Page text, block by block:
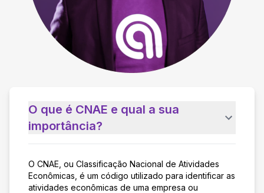
O que é CNAE e qual a sua
importância?
O CNAE, ou Classificação Nacional de Atividades
Econômicas, é um código utilizado para identificar as
atividades econômicas de uma empresa ou